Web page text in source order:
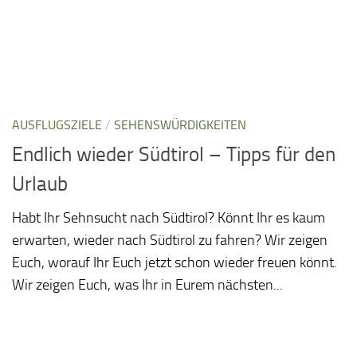
AUSFLUGSZIELE / SEHENSWÜRDIGKEITEN
Endlich wieder Südtirol – Tipps für den
Urlaub
Habt Ihr Sehnsucht nach Südtirol? Könnt Ihr es kaum
erwarten, wieder nach Südtirol zu fahren? Wir zeigen
Euch, worauf Ihr Euch jetzt schon wieder freuen könnt.
Wir zeigen Euch, was Ihr in Eurem nächsten...